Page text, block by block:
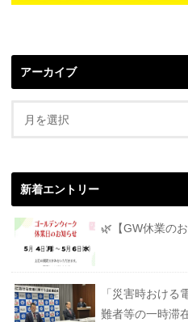
アーカイブ
新着エントリー
🌿【GW休業の
「災害時おける
難者等の一時滞